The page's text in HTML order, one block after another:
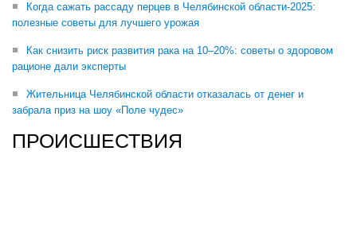
Когда сажать рассаду перцев в Челябинской области-2025:
полезные советы для лучшего урожая
Как снизить риск развития рака на 10–20%: советы о здоровом
рационе дали эксперты
Жительница Челябинской области отказалась от денег и
забрала приз на шоу «Поле чудес»
ПРОИСШЕСТВИЯ